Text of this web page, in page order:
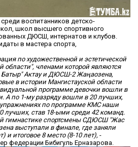
воспитанников детско-
школ высшего спортивного
ДЮСШ, интернатов и клубов.
в мастера спорта,
по художественной и эстетической
области", членами которой являются
Актау и ДЮСШ-2 Жаңаозена,
в истории Мангистауской области
программе девочки вошли в
А по 1-му разряду вошли в 20 лучших,
по программе КМС наши
лучших, став 18-ыми среди 42 команд.
гимнастике спортсмены СДЮСШ "Жас
выступали в финале, где заняли
и итоговое 8 место (8-10 лет), -
федерации Бибигуль Ерназарова.